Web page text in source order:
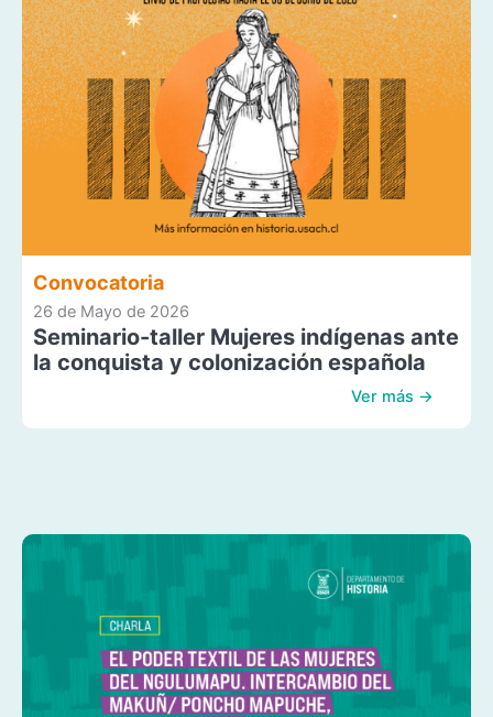
Convocatoria
26 de Mayo de 2026
Seminario-taller Mujeres indígenas ante
la conquista y colonización española
Ver más →